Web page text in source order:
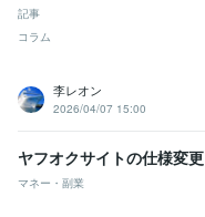
記事
コラム
李レオン
2026/04/07 15:00
ヤフオクサイトの仕様変更
マネー・副業